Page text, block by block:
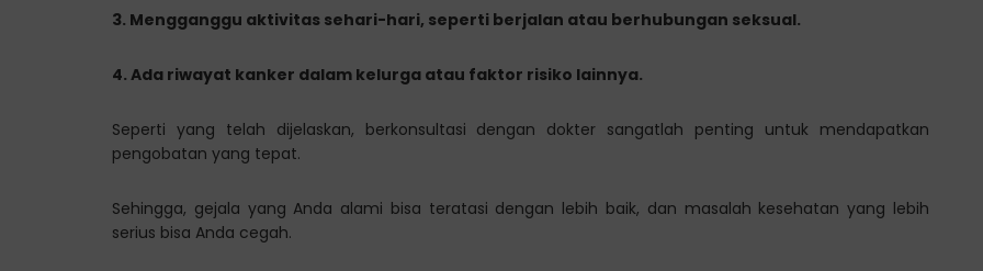
3. Mengganggu aktivitas sehari-hari, seperti berjalan atau berhubungan seksual.
4. Ada riwayat kanker dalam kelurga atau faktor risiko lainnya.
Seperti yang telah dijelaskan, berkonsultasi dengan dokter sangatlah penting untuk mendapatkan
pengobatan yang tepat.
Sehingga, gejala yang Anda alami bisa teratasi dengan lebih baik, dan masalah kesehatan yang lebih
serius bisa Anda cegah.